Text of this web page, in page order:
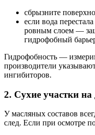
сбрызните
если вода
ровным слоем —
гидрофобный
Гидрофобность —
производители
ингибиторов.
2. Сухие участки
У масляных составов
след. Если при осмотре